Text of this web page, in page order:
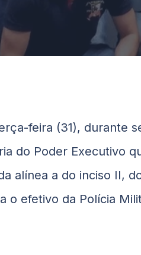
feira (31), durante
do Poder Executivo
alínea a do inciso II,
o efetivo da Polícia